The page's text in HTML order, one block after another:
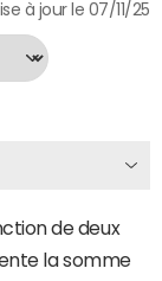
à jour le 07/11/25
de deux
la somme